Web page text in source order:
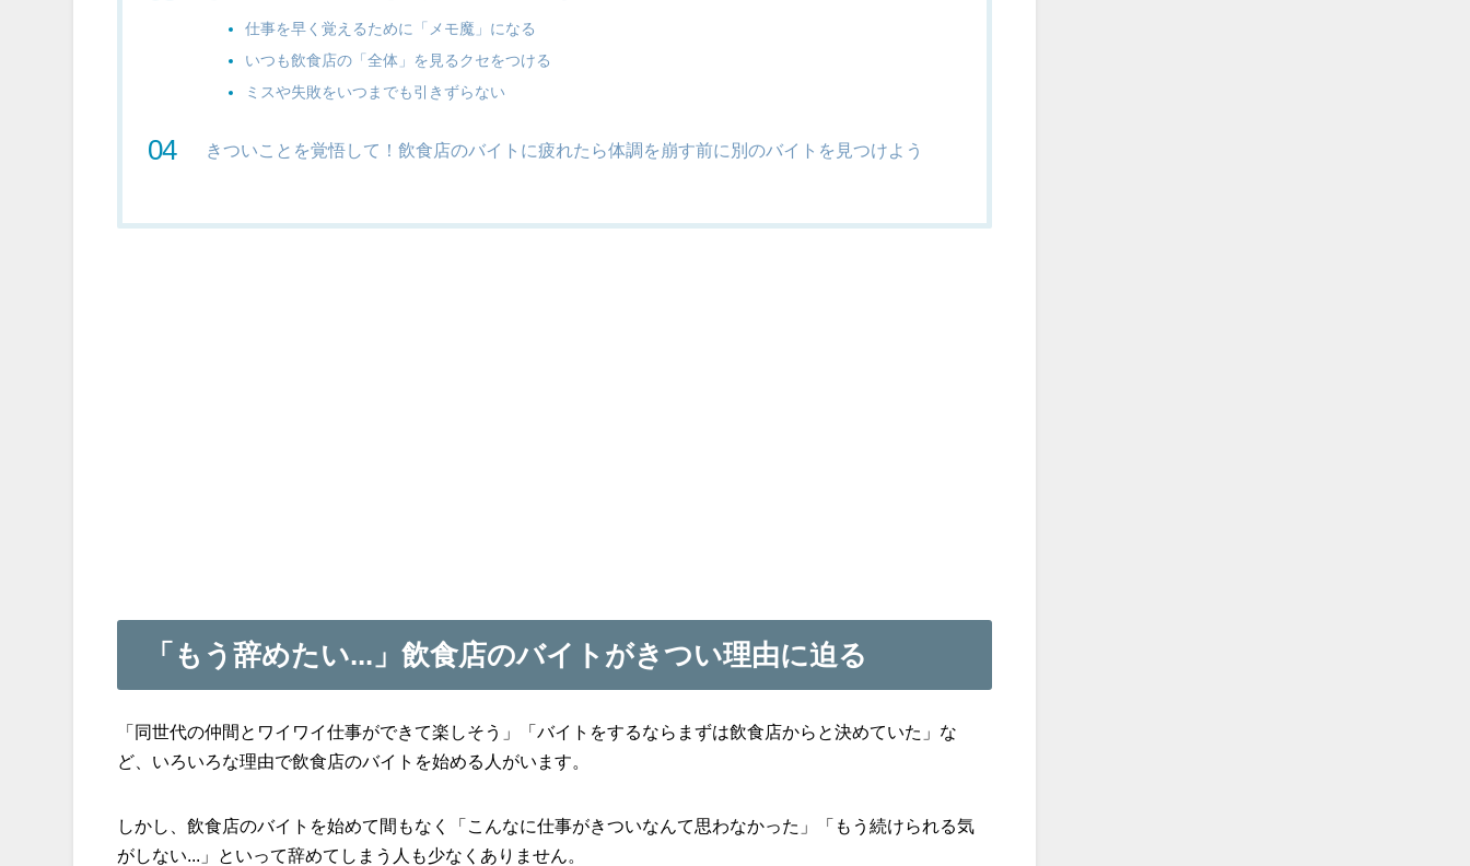
仕事を早く覚えるために「メモ魔」になる
いつも飲食店の「全体」を見るクセをつける
ミスや失敗をいつまでも引きずらない
きついことを覚悟して！飲食店のバイトに疲れたら体調を崩す前に別のバイトを見つけよう
「もう辞めたい...」飲食店のバイトがきつい理由に迫る
「同世代の仲間とワイワイ仕事ができて楽しそう」「バイトをするならまずは飲食店からと決めていた」な
ど、いろいろな理由で飲食店のバイトを始める人がいます。
しかし、飲食店のバイトを始めて間もなく「こんなに仕事がきついなんて思わなかった」「もう続けられる気
がしない...」といって辞めてしまう人も少なくありません。